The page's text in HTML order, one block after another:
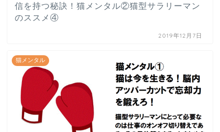
信を持つ秘訣！猫メンタル②猫型サラリーマン
のススメ④
2019年12月7日
猫メンタル